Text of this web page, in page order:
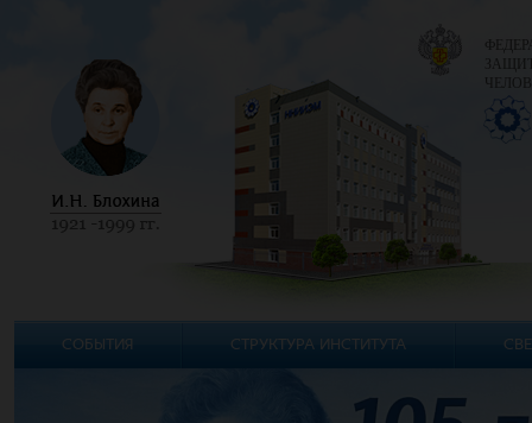
СОБЫТИЯ СТРУКТУРА ИНСТИТУТА